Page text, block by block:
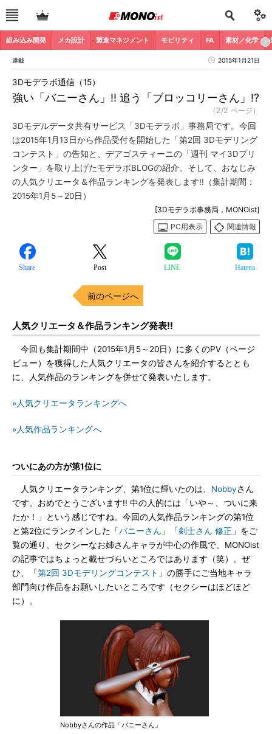
組み込み開発 メカ設計 製造マネジメント モビリティ FA 素材／化学
連載 2015年1月21日
強い「バニーさん」!! 追う「ブロッコリーさん」!?
3Dモデラボ通信（15）
（2/2 ページ）
3Dモデルデータ共有サービス「3Dモデラボ」事務局です。今回
は2015年1月13日から作品受付を開始した「第2回 3Dモデリング
コンテスト」の告知と、デアゴスティーニの「週刊 マイ3Dプリ
ンター」を取り上げたモデラボBLOGの紹介。そして、おなじみ
の人気クリエータ＆作品ランキングを発表します!!（集計期間：
2015年1月5～20日）
[3Dモデラボ事務局，MONOist]
PC用表示
関連情報
Share Post LINE Hatena
前のページへ
人気クリエータ＆作品ランキング発表!!
今回も集計期間中（2015年1月5～20日）に多くのPV（ページ
ビュー）を獲得した人気クリエータの皆さんを紹介するととも
に、人気作品のランキングを併せて発表いたします。
»人気クリエータランキングへ
»人気作品ランキングへ
ついにあの方が第1位に
人気クリエータランキング、第1位に輝いたのは、 Nobbyさん
です。おめでとうございます!! 中の人的には「いや～、ついに来
たか！」という感じですね。今回の人気作品ランキングの第1位
と第2位にランクインした「バニーさん 」「剣士さん 修正 」をご
覧の通り、セクシーなお姉さんキャラが中心の作風で、MONOist
の記事ではちょっと載せづらいところではあります（笑）。ぜ
ひ、「第2回 3Dモデリングコンテスト 」の勝手にご当地キャラ
部門向け作品をお願いしたいところです（セクシーはほどほど
に）。
Nobbyさんの作品「バニーさん」